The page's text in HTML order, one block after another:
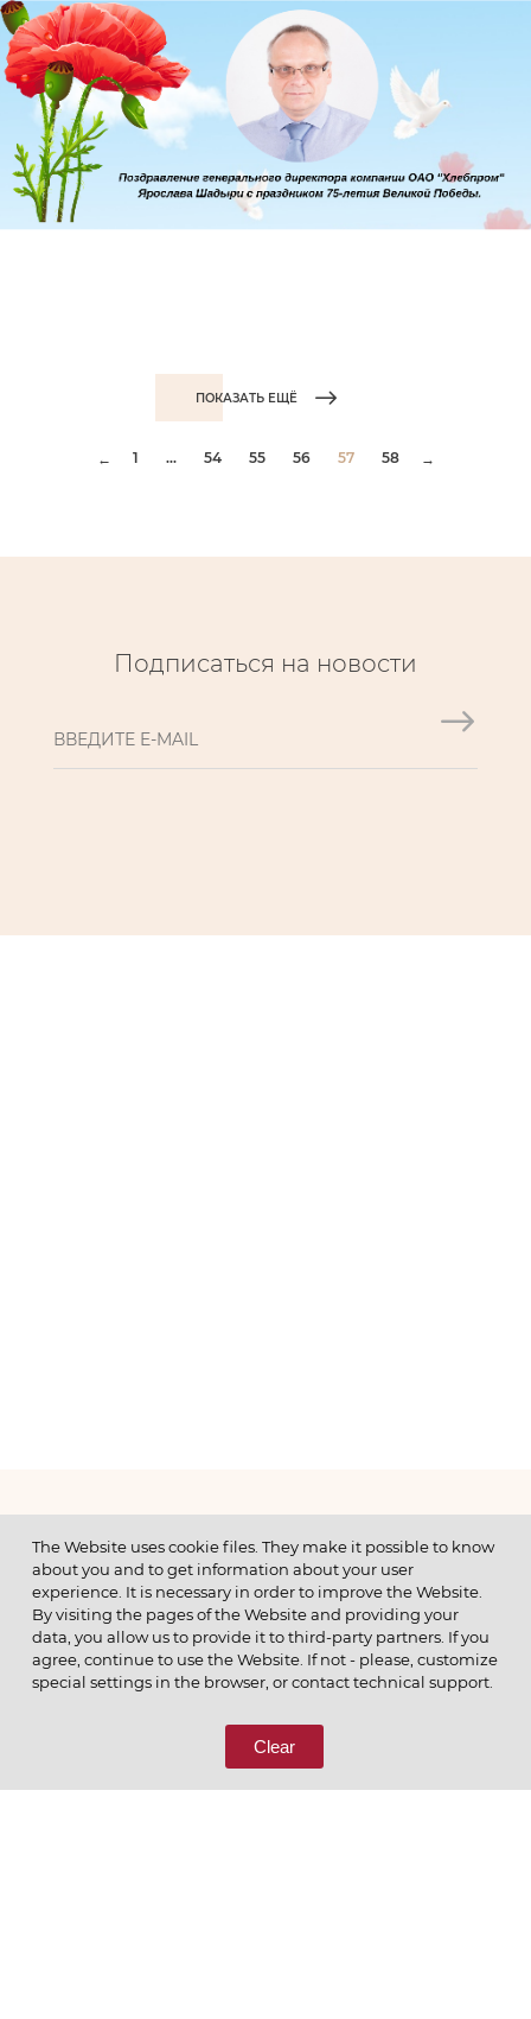
ПОКАЗАТЬ ЕЩЁ
← 1 ... 54 55 56 57 58 →
Подписаться на новости
МЕНЮ
© 2026 ОАО
ПОЗВОНИТЕ НАМ
8 (800) 333-65-66
The Website uses cookie files. They make it possible to know
about you and to get information about your user
experience. It is necessary in order to improve the Website.
By visiting the pages of the Website and providing your
data, you allow us to provide it to third-party partners. If you
agree, continue to use the Website. If not - please, customize
special settings in the browser, or contact technical support.
Clear